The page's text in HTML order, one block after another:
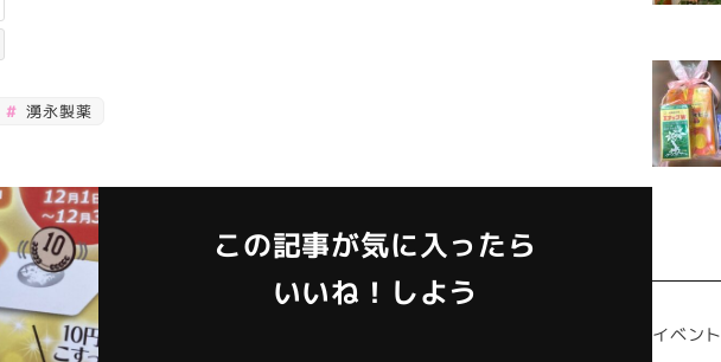
湧永製薬
この記事が気に入ったら
いいね！しよう
イベント